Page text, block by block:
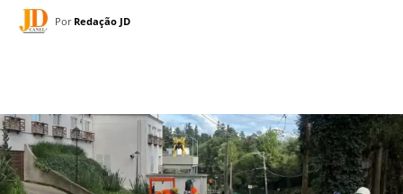
Por Redação JD